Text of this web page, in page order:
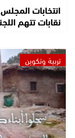
انتخابات
نقابات تتهم
تربية وتكوين